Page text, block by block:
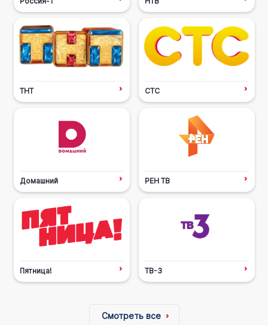
ТНТ СТС
Домашний РЕН ТВ
Пятница! ТВ-3
Смотреть все